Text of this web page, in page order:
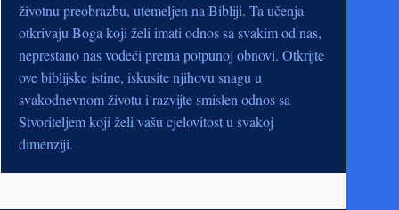
životnu preobrazbu, utemeljen na Bibliji. Ta učenja
otkrivaju Boga koji želi imati odnos sa svakim od nas,
neprestano nas vodeći prema potpunoj obnovi. Otkrijte
ove biblijske istine, iskusite njihovu snagu u
svakodnevnom životu i razvijte smislen odnos sa
Stvoriteljem koji želi vašu cjelovitost u svakoj
dimenziji.